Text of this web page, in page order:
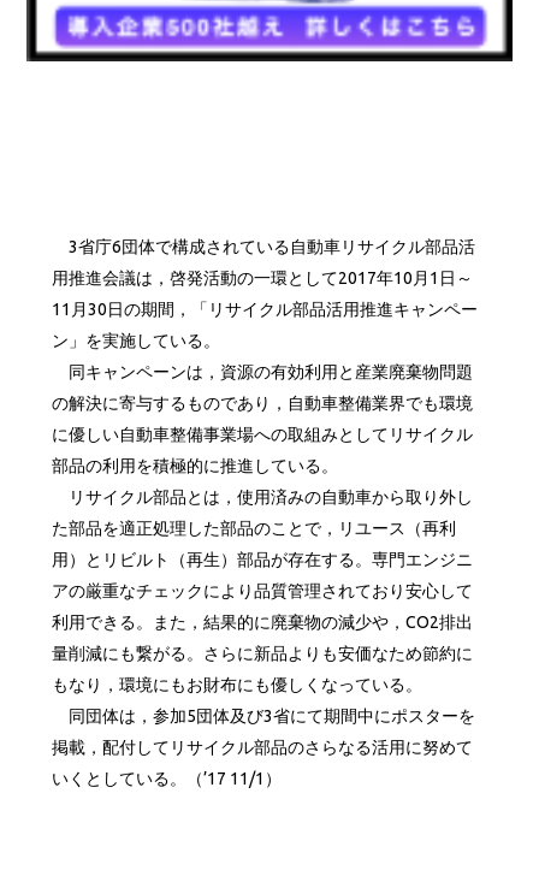
3省庁6団体で構成されている自動車リサイクル部品活
用推進会議は，啓発活動の一環として2017年10月1日～
11月30日の期間，「リサイクル部品活用推進キャンペー
ン」を実施している。
同キャンペーンは，資源の有効利用と産業廃棄物問題
の解決に寄与するものであり，自動車整備業界でも環境
に優しい自動車整備事業場への取組みとしてリサイクル
部品の利用を積極的に推進している。
リサイクル部品とは，使用済みの自動車から取り外し
た部品を適正処理した部品のことで，リユース（再利
用）とリビルト（再生）部品が存在する。専門エンジニ
アの厳重なチェックにより品質管理されており安心して
利用できる。また，結果的に廃棄物の減少や，CO2排出
量削減にも繋がる。さらに新品よりも安価なため節約に
もなり，環境にもお財布にも優しくなっている。
同団体は，参加5団体及び3省にて期間中にポスターを
掲載，配付してリサイクル部品のさらなる活用に努めて
いくとしている。（’17 11/1）